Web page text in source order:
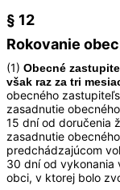
§ 12
Rokovanie
(1) Obecné
však raz za tri
obecného
zasadnutie
15 dní od doručenia
zasadnutie
predchádzajúcom
30 dní od vykonania
obci, v ktorej bolo